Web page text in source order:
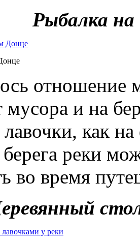
Рыбалка на
отношение
мусора и на
лавочки, как
реки
во время